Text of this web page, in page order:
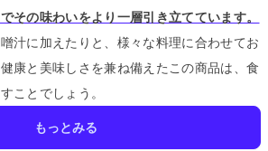
その味わいをより一層引き立てています。
汁に加えたりと、様々な料理に合わせてお
健康と美味しさを兼ね備えたこの商品は、食
ことでしょう。
もっとみる